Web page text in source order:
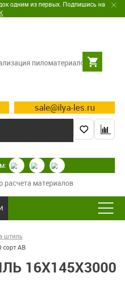
одним из первых. Подпишись на
пиломатериалов
sale@ilya-les.ru
расчета материалов
штиль
сорт АВ
16Х145Х3000